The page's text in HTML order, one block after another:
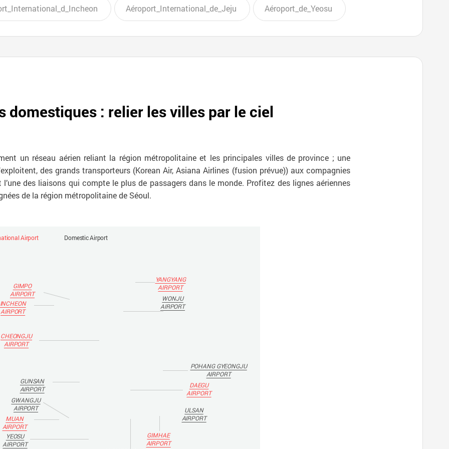
Aéroport_International_de_Jeju Aéroport_de_Yeosu
domestiques : relier les villes par le ciel
un réseau aérien reliant la région métropolitaine et les principales villes de province ; une
des grands transporteurs (Korean Air, Asiana Airlines (fusion prévue)) aux compagnies
des liaisons qui compte le plus de passagers dans le monde. Profitez des lignes aériennes
de la région métropolitaine de Séoul.
INCHEON
AIRPORT
GIMPO
AIRPORT
YANGYANG
AIRPORT
WONJU
AIRPORT
CHEONGJU
AIRPORT
GUNSAN
AIRPORT
MUAN
AIRPORT
GWANGJU
AIRPORT
YEOSU
AIRPORT
DAEGU
AIRPORT
POHANG GYEONGJU
AIRPORT
ULSAN
AIRPORT
GIMHAE
AIRPORT
Airport Domestic Airport